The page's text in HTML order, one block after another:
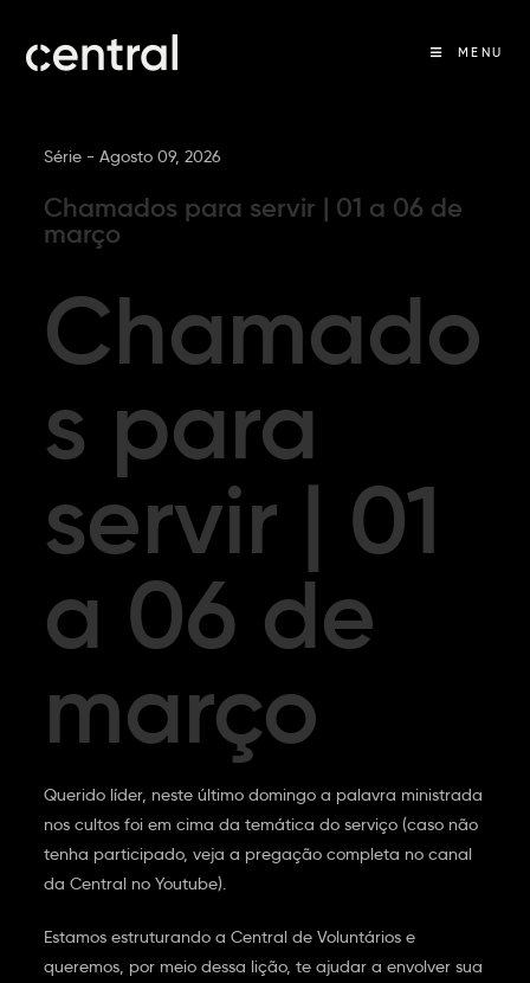
MENU
Série -Agosto 09, 2026
Chamados para servir | 01 a 06 de
março
Chamado
s para
servir | 01
a 06 de
março
Querido líder, neste último domingo a palavra ministrada
nos cultos foi em cima da temática do serviço (caso não
tenha participado, veja a pregação completa no canal
da Central no Youtube).
Estamos estruturando a Central de Voluntários e
queremos, por meio dessa lição, te ajudar a envolver sua